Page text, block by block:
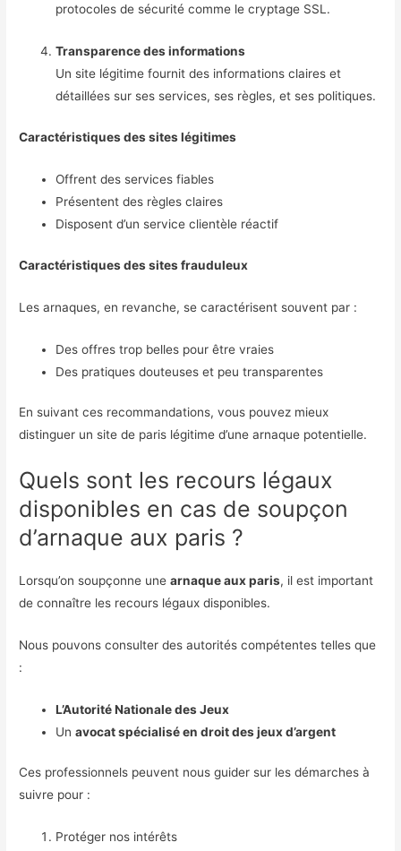
protocoles de sécurité comme le cryptage SSL.
Transparence des informations
Un site légitime fournit des informations claires et
détaillées sur ses services, ses règles, et ses politiques.
Caractéristiques des sites légitimes
Offrent des services fiables
Présentent des règles claires
Disposent d’un service clientèle réactif
Caractéristiques des sites frauduleux
Les arnaques, en revanche, se caractérisent souvent par :
Des offres trop belles pour être vraies
Des pratiques douteuses et peu transparentes
En suivant ces recommandations, vous pouvez mieux
distinguer un site de paris légitime d’une arnaque potentielle.
Quels sont les recours légaux
disponibles en cas de soupçon
d’arnaque aux paris ?
Lorsqu’on soupçonne unearnaque aux paris, il est important
de connaître les recours légaux disponibles.
Nous pouvons consulter des autorités compétentes telles que
:
L’Autorité Nationale des Jeux
Unavocat spécialisé en droit des jeux d’argent
Ces professionnels peuvent nous guider sur les démarches à
suivre pour :
Protéger nos intérêts